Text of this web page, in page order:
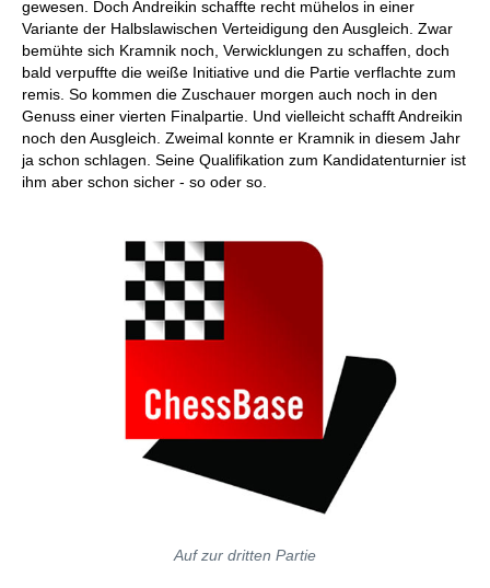
gewesen. Doch Andreikin schaffte recht mühelos in einer
Variante der Halbslawischen Verteidigung den Ausgleich. Zwar
bemühte sich Kramnik noch, Verwicklungen zu schaffen, doch
bald verpuffte die weiße Initiative und die Partie verflachte zum
remis. So kommen die Zuschauer morgen auch noch in den
Genuss einer vierten Finalpartie. Und vielleicht schafft Andreikin
noch den Ausgleich. Zweimal konnte er Kramnik in diesem Jahr
ja schon schlagen. Seine Qualifikation zum Kandidatenturnier ist
ihm aber schon sicher - so oder so.
Auf zur dritten Partie